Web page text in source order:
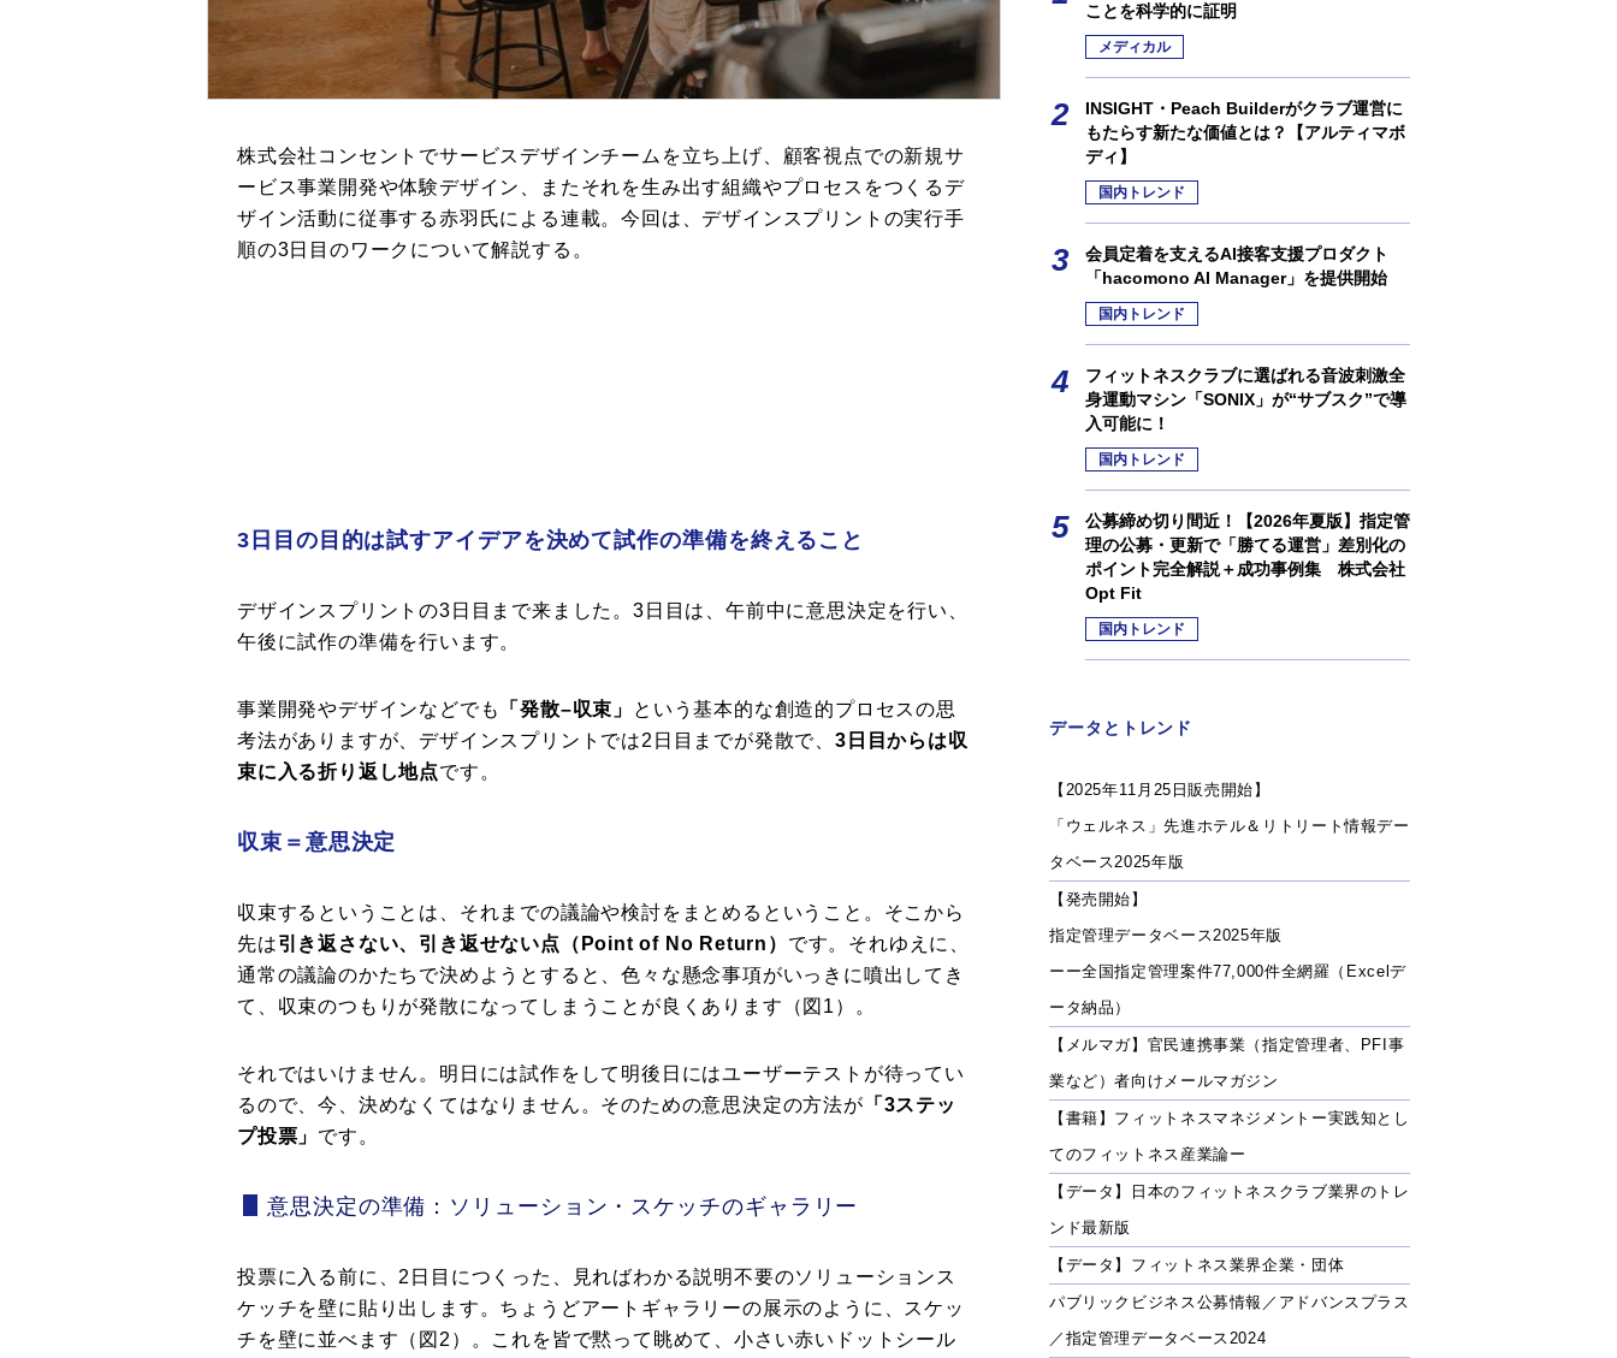
株式会社コンセントでサービスデザインチームを立ち上げ、顧客視点での新規サ
ービス事業開発や体験デザイン、またそれを生み出す組織やプロセスをつくるデ
ザイン活動に従事する赤羽氏による連載。今回は、デザインスプリントの実行手
順の3日目のワークについて解説する。
3日目の目的は試すアイデアを決めて試作の準備を終えること
デザインスプリントの3日目まで来ました。3日目は、午前中に意思決定を行い、
午後に試作の準備を行います。
事業開発やデザインなどでも 「発散–収束」
という基本的な創造的プロセスの思
考法がありますが、デザインスプリントでは2日目までが発散で、 3日目からは収
束に入る折り返し地点です。
収束＝意思決定
収束するということは、それまでの議論や検討をまとめるということ。そこから
先は引き返さない、引き返せない点（Point of No Return） です。それゆえに、
通常の議論のかたちで決めようとすると、色々な懸念事項がいっきに噴出してき
て、収束のつもりが発散になってしまうことが良くあります（図1）。
それではいけません。明日には試作をして明後日にはユーザーテストが待ってい
るので、今、決めなくてはなりません。そのための意思決定の方法が 「3ステッ
プ投票」 です。
意思決定の準備：ソリューション・スケッチのギャラリー
投票に入る前に、2日目につくった、見ればわかる説明不要のソリューションス
ケッチを壁に貼り出します。ちょうどアートギャラリーの展示のように、スケッ
チを壁に並べます（図2）。これを皆で黙って眺めて、小さい赤いドットシール
ことを科学的に証明
メディカル
INSIGHT・Peach Builderがクラブ運営に
もたらす新たな価値とは？【アルティマボ
ディ】
国内トレンド
会員定着を支えるAI接客支援プロダクト
「hacomono AI Manager」を提供開始
国内トレンド
フィットネスクラブに選ばれる音波刺激全
身運動マシン「SONIX」が“サブスク”で導
入可能に！
国内トレンド
公募締め切り間近！【2026年夏版】指定管
理の公募・更新で「勝てる運営」差別化の
ポイント完全解説＋成功事例集 株式会社
Opt Fit
国内トレンド
データとトレンド
【2025年11月25日販売開始】
「ウェルネス」先進ホテル＆リトリート情報デー
タベース2025年版
【発売開始】
指定管理データベース2025年版
ーー全国指定管理案件77,000件全網羅（Excelデ
ータ納品）
【メルマガ】官民連携事業（指定管理者、PFI事
業など）者向けメールマガジン
【書籍】フィットネスマネジメントー実践知とし
てのフィットネス産業論ー
【データ】日本のフィットネスクラブ業界のトレ
ンド最新版
【データ】フィットネス業界企業・団体
パブリックビジネス公募情報／アドバンスプラス
／指定管理データベース2024